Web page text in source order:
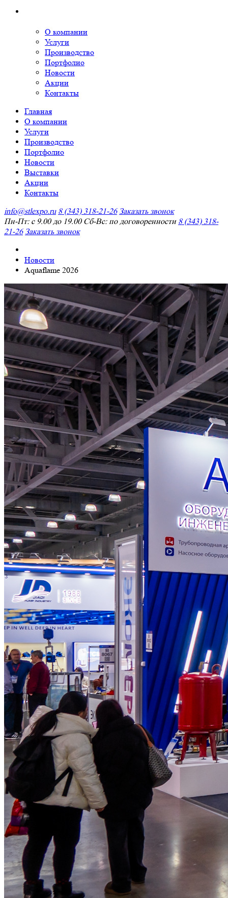
О компании
Услуги
Производство
Портфолио
Новости
Акции
Контакты
Главная
О компании
Услуги
Производство
Портфолио
Новости
Выставки
Акции
Контакты
info@stlexpo.ru 8 (343) 318-21-26 Заказать звонок
Пн-Пт: с 9.00 до 19.00 Сб-Вс: по договоренности 8 (343) 318-
21-26 Заказать звонок
Новости
Aquaflame 2026